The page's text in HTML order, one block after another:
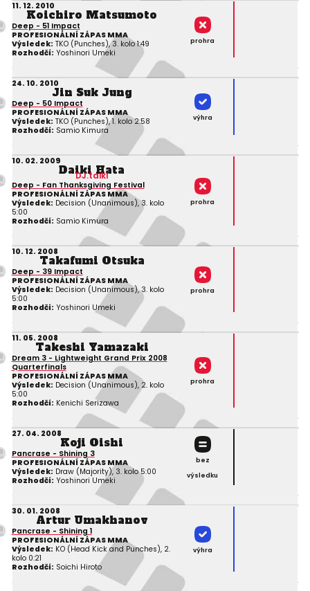
11. 12. 2010
Koichiro Matsumoto
Deep - 51 Impact
PROFESIONÁLNÍ ZÁPAS MMA
Výsledek: TKO (Punches), 3. kolo 1:49
Rozhodčí: Yoshinori Umeki
prohra
24. 10. 2010
Jin Suk Jung
Deep - 50 Impact
PROFESIONÁLNÍ ZÁPAS MMA
Výsledek: TKO (Punches), 1. kolo 2:58
Rozhodčí: Samio Kimura
výhra
10. 02. 2009
Daiki Hata
DJ.taiki
Deep - Fan Thanksgiving Festival
PROFESIONÁLNÍ ZÁPAS MMA
Výsledek: Decision (Unanimous), 3. kolo
5:00
Rozhodčí: Samio Kimura
prohra
10. 12. 2008
Takafumi Otsuka
Deep - 39 Impact
PROFESIONÁLNÍ ZÁPAS MMA
Výsledek: Decision (Unanimous), 3. kolo
5:00
Rozhodčí: Yoshinori Umeki
prohra
11. 05. 2008
Takeshi Yamazaki
Dream 3 - Lightweight Grand Prix 2008
Quarterfinals
PROFESIONÁLNÍ ZÁPAS MMA
Výsledek: Decision (Unanimous), 2. kolo
5:00
Rozhodčí: Kenichi Serizawa
prohra
27. 04. 2008
Koji Oishi
Pancrase - Shining 3
PROFESIONÁLNÍ ZÁPAS MMA
Výsledek: Draw (Majority), 3. kolo 5:00
Rozhodčí: Yoshinori Umeki
bez
výsledku
30. 01. 2008
Artur Umakhanov
Pancrase - Shining 1
PROFESIONÁLNÍ ZÁPAS MMA
Výsledek: KO (Head Kick and Punches), 2.
kolo 0:21
Rozhodčí: Soichi Hiroto
výhra